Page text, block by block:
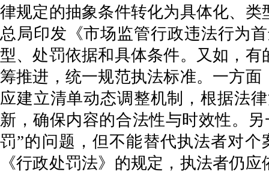
律规定的抽象条件转化为具体化、
总局印发《市场监管行政违法行为
型、处罚依据和具体条件。又如，
筹推进，统一规范执法标准。一方
应建立清单动态调整机制，根据法
新，确保内容的合法性与时效性。
罚”的问题，但不能替代执法者对
《行政处罚法》的规定，执法者仍